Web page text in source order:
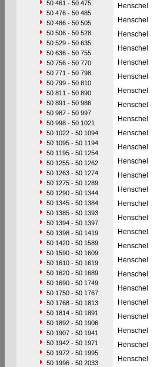
50 461 - 50 475
50 476 - 50 485
50 486 - 50 505
50 506 - 50 528
50 529 - 50 635
50 636 - 50 755
50 756 - 50 770
50 771 - 50 798
50 799 - 50 810
50 811 - 50 890
50 891 - 50 986
50 987 - 50 997
50 998 - 50 1021
50 1022 - 50 1094
50 1095 - 50 1194
50 1195 - 50 1254
50 1255 - 50 1262
50 1263 - 50 1274
50 1275 - 50 1289
50 1290 - 50 1344
50 1345 - 50 1384
50 1385 - 50 1393
50 1394 - 50 1397
50 1398 - 50 1419
50 1420 - 50 1589
50 1590 - 50 1609
50 1610 - 50 1619
50 1620 - 50 1689
50 1690 - 50 1749
50 1750 - 50 1767
50 1768 - 50 1813
50 1814 - 50 1891
50 1892 - 50 1906
50 1907 - 50 1941
50 1942 - 50 1971
50 1972 - 50 1995
50 1996 - 50 2033
Henschel
Henschel
Henschel
Henschel
Henschel
Henschel
Henschel
Henschel
Henschel
Henschel
Henschel
Henschel
Henschel
Henschel
Henschel
Henschel
Henschel
Henschel
Henschel
Henschel
Henschel
Henschel
Henschel
Henschel
Henschel
Henschel